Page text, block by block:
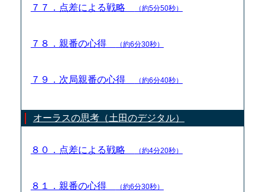
７７．点差による戦略 （約5分50秒）
７８．親番の心得 （約6分30秒）
７９．次局親番の心得 （約6分40秒）
オーラスの思考（土田のデジタル）
８０．点差による戦略 （約4分20秒）
８１．親番の心得 （約6分30秒）